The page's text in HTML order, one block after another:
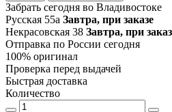
Забрать сегодня во Владивостоке
Русская 55а Завтра, при заказе
Некрасовская 38 Завтра, при
Отправка по России сегодня
100% оригинал
Проверка перед выдачей
Быстрая доставка
Количество